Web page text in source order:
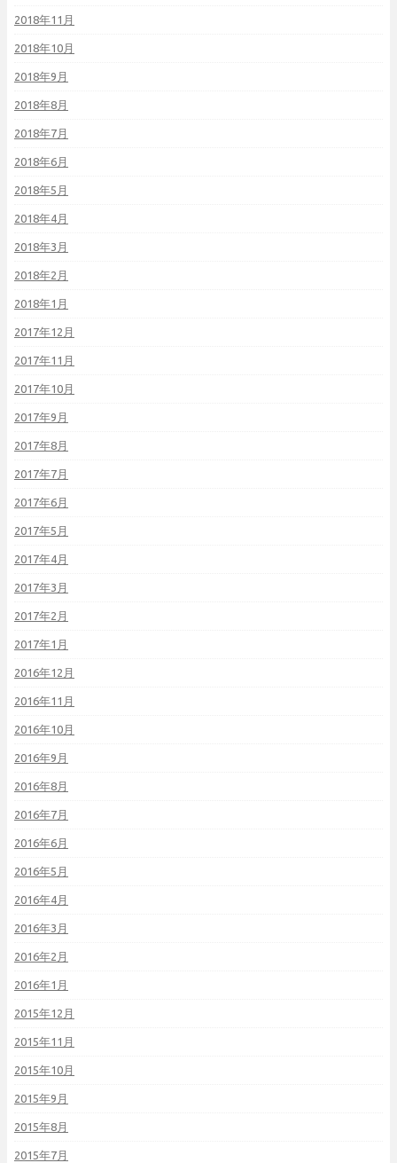
2018年11月
2018年10月
2018年9月
2018年8月
2018年7月
2018年6月
2018年5月
2018年4月
2018年3月
2018年2月
2018年1月
2017年12月
2017年11月
2017年10月
2017年9月
2017年8月
2017年7月
2017年6月
2017年5月
2017年4月
2017年3月
2017年2月
2017年1月
2016年12月
2016年11月
2016年10月
2016年9月
2016年8月
2016年7月
2016年6月
2016年5月
2016年4月
2016年3月
2016年2月
2016年1月
2015年12月
2015年11月
2015年10月
2015年9月
2015年8月
2015年7月